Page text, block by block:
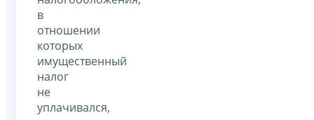
в
отношении
которых
имущественный
налог
не
уплачивался,